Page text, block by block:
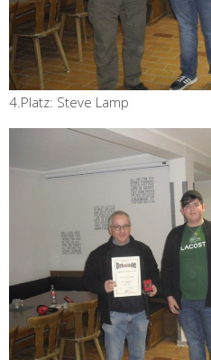
4.Platz: Steve Lamp